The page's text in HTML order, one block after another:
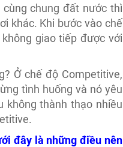
chung đất nước thì
khác. Khi bước vào chế
giao tiếp được với
Ở chế độ Competitive,
tình huống và nó yêu
không thành thạo nhiều
đây là những điều nên